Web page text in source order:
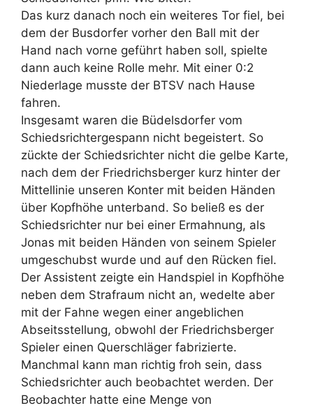
Das kurz danach noch ein weiteres Tor fiel, bei
dem der Busdorfer vorher den Ball mit der
Hand nach vorne geführt haben soll, spielte
dann auch keine Rolle mehr. Mit einer 0:2
Niederlage musste der BTSV nach Hause
fahren.
Insgesamt waren die Büdelsdorfer vom
Schiedsrichtergespann nicht begeistert. So
zückte der Schiedsrichter nicht die gelbe Karte,
nach dem der Friedrichsberger kurz hinter der
Mittellinie unseren Konter mit beiden Händen
über Kopfhöhe unterband. So beließ es der
Schiedsrichter nur bei einer Ermahnung, als
Jonas mit beiden Händen von seinem Spieler
umgeschubst wurde und auf den Rücken fiel.
Der Assistent zeigte ein Handspiel in Kopfhöhe
neben dem Strafraum nicht an, wedelte aber
mit der Fahne wegen einer angeblichen
Abseitsstellung, obwohl der Friedrichsberger
Spieler einen Querschläger fabrizierte.
Manchmal kann man richtig froh sein, dass
Schiedsrichter auch beobachtet werden. Der
Beobachter hatte eine Menge von